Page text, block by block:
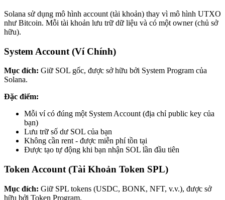
Solana sử dụng mô hình account (tài khoản) thay vì mô hình UTXO
như Bitcoin. Mỗi tài khoản lưu trữ dữ liệu và có một owner (chủ sở
hữu).
System Account (Ví Chính)
Mục đích: Giữ SOL gốc, được sở hữu bởi System Program của
Solana.
Đặc điểm:
Mỗi ví có đúng một System Account (địa chỉ public key của
bạn)
Lưu trữ số dư SOL của bạn
Không cần rent - được miễn phí tồn tại
Được tạo tự động khi bạn nhận SOL lần đầu tiên
Token Account (Tài Khoản Token SPL)
Mục đích: Giữ SPL tokens (USDC, BONK, NFT, v.v.), được sở
hữu bởi Token Program.